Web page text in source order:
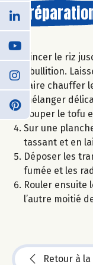
Rincer le riz
ébullition.
Faire chauffer
mélanger
Couper le
Sur une
tassant et en
Déposer les
fumée et les
Rouler ensuite
l’autre moitié
Retour à